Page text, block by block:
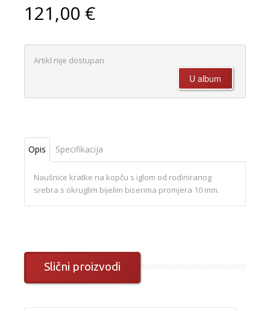
121,00 €
Artikl nije dostupan
Opis Specifikacija
Naušnice kratke na kopču s iglom od rodiniranog
srebra s okruglim bijelim biserima promjera 10 mm.
Slični proizvodi